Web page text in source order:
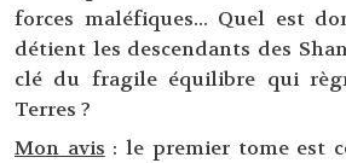
forces maléfiques... Quel est
détient les descendants des
clé du fragile équilibre qui
Terres ?
Mon avis : le premier tome est